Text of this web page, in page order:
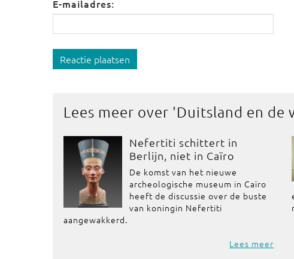
E-mailadres:
Reactie plaatsen
Lees meer over 'Duitsland en de
Nefertiti schittert in
Berlijn, niet in Caïro
De komst van het nieuwe
archeologische museum in Caïro
heeft de discussie over de buste
van koningin Nefertiti
aangewakkerd.
Lees meer